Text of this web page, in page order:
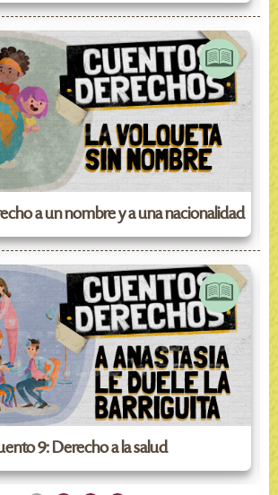
a un nombre y a una nacionalidad
9: Derecho a la salud